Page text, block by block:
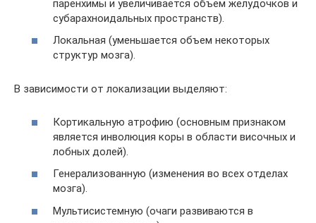
паренхимы и увеличивается объем желудочков и
субарахноидальных пространств).
Локальная (уменьшается объем некоторых
структур мозга).
В зависимости от локализации выделяют:
Кортикальную атрофию (основным признаком
является инволюция коры в области височных и
лобных долей).
Генерализованную (изменения во всех отделах
мозга).
Мультисистемную (очаги развиваются в